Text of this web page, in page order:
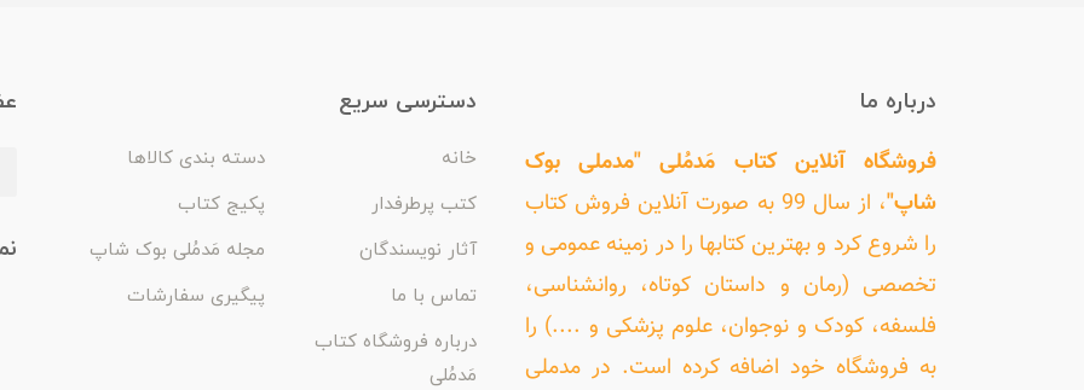
درباره ما
فروشگاه آنلاین کتاب مَدمُلی "مدملی بوک
شاپ"
، از سال 99 به صورت آنلاین فروش کتاب
را شروع کرد و بهترین کتابها را در زمینه عمومی و
تخصصی (رمان و داستان کوتاه، روانشناسی،
فلسفه، کودک و نوجوان، علوم پزشکی و ....) را
به فروشگاه خود اضافه کرده است. در مدملی
دسترسی سریع
خانه
دسته بندی کالاها
کتب پرطرفدار
پکیج کتاب
آثار نویسندگان
مجله مَدمُلی بوک شاپ
تماس با ما
پیگیری سفارشات
درباره فروشگاه کتاب
مَدمُلی